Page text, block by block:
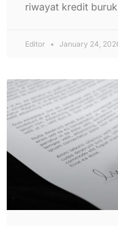
riwayat kredit buruk
Editor January 24,